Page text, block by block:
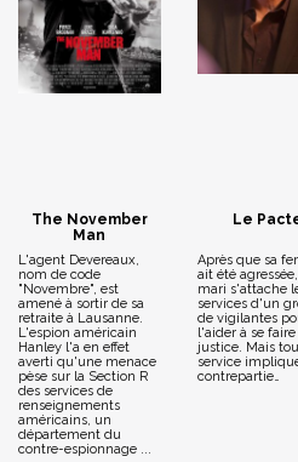
The November
Man
L'agent Devereaux,
nom de code
"Novembre", est
amené à sortir de sa
retraite à Lausanne.
L'espion américain
Hanley l'a en effet
averti qu'une menace
pèse sur la Section R
des services de
renseignements
américains, un
département du
contre-espionnage ...
Le
Après que sa
ait été
mari s'attache
services d'un
de vigilantes
l'aider à se faire
justice. Mais
service
contrepartie…